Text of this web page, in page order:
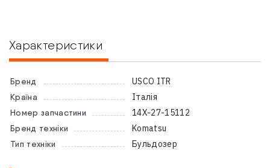
Характеристики
Бренд USCO ITR
Країна Італія
Номер запчастини 14X-27-15112
Бренд техніки Komatsu
Тип техніки Бульдозер